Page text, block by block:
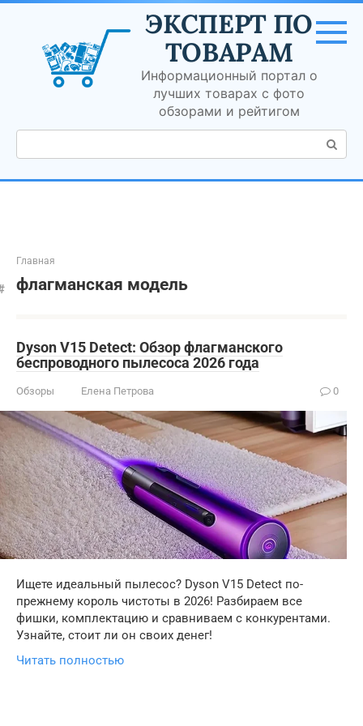
Перейти
контенту
ЭКСПЕРТ ПО
ТОВАРАМ
Информационный портал о
лучших товарах с фото
обзорами и рейтигом
Поиск:
Главная
флагманская модель
Dyson V15 Detect: Обзор флагманского
беспроводного пылесоса 2026 года
Обзоры Елена Петрова 0
Ищете идеальный пылесос? Dyson V15 Detect по-
прежнему король чистоты в 2026! Разбираем все
фишки, комплектацию и сравниваем с конкурентами.
Узнайте, стоит ли он своих денег!
Читать полностью